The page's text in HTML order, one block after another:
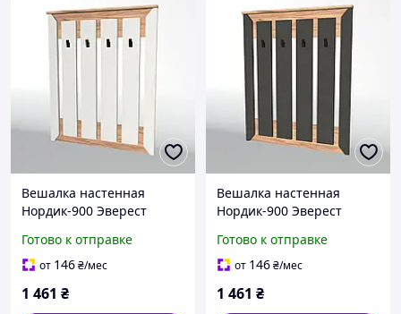
Вешалка настенная
Нордик-900 Эверест
золотой. Доставка
курьером Мист Экспресс
Готово к отправке
от 146₴/мес
1 461 ₴
Вешалка настенная
Нордик-900 Эверест
золотой. Доставка
курьером Мист Экспресс
Готово к отправке
от 146₴/мес
1 461 ₴